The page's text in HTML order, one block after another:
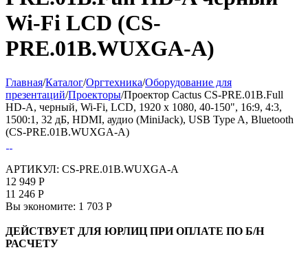
Wi-Fi LCD (CS-
PRE.01B.WUXGA-A)
Главная/Каталог/Оргтехника/Оборудование для
презентаций/Проекторы/Проектор Cactus CS-PRE.01B.Full
HD-A, черный, Wi-Fi, LCD, 1920 x 1080, 40-150", 16:9, 4:3,
1500:1, 32 дБ, HDMI, аудио (MiniJack), USB Type A, Bluetooth
(CS-PRE.01B.WUXGA-A)
АРТИКУЛ: CS-PRE.01B.WUXGA-A
12 949 Р
11 246 Р
Вы экономите: 1 703 Р
ДЕЙСТВУЕТ ДЛЯ ЮРЛИЦ ПРИ ОПЛАТЕ ПО Б/Н
РАСЧЕТУ